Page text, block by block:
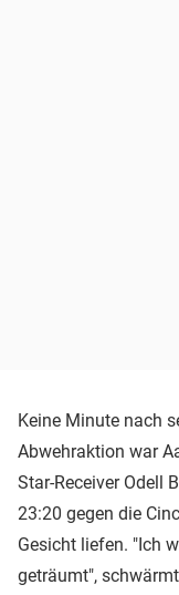
Keine Minute nach
Abwehraktion war
Star-Receiver Odell
23:20 gegen die
Gesicht liefen. "Ich
geträumt",